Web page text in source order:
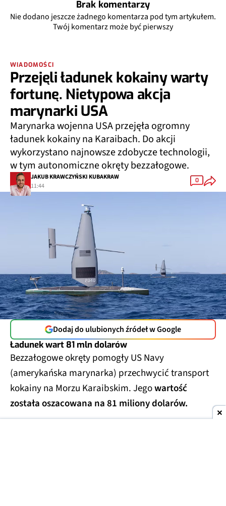
Brak komentarzy
Nie dodano jeszcze żadnego komentarza pod tym artykułem.
Twój komentarz może być pierwszy
WIADOMOŚCI
Przejęli ładunek kokainy warty
fortunę. Nietypowa akcja
marynarki USA
Marynarka wojenna USA przejęła ogromny
ładunek kokainy na Karaibach. Do akcji
wykorzystano najnowsze zdobycze technologii,
w tym autonomiczne okręty bezzałogowe.
JAKUB KRAWCZYŃSKI KUBAKRAW
11:44
0
Dodaj do ulubionych źródeł w Google
Ładunek wart 81 mln dolarów
Bezzałogowe okręty pomogły US Navy
(amerykańska marynarka) przechwycić transport
kokainy na Morzu Karaibskim. Jegowartość
została oszacowana na 81 miliony dolarów.